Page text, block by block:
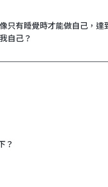
只有睡覺時才能做自己，達
自己？
？